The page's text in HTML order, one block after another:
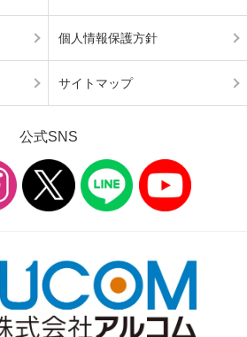
個人情報保護方針
サイトマップ
公式SNS